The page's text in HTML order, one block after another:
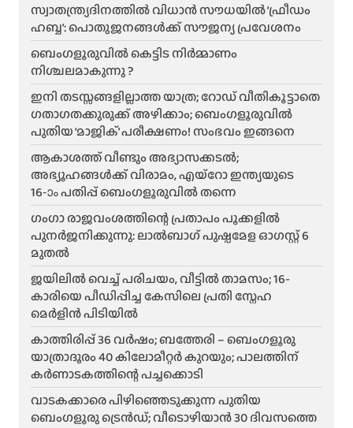
സ്വാതന്ത്ര്യദിനത്തിൽ വിധാൻ സൗധയിൽ ‘ഫ്രീഡം
ഹബ്ബ’: പൊതുജനങ്ങൾക്ക് സൗജന്യ പ്രവേശനം
ബെംഗളൂരുവിൽ കെട്ടിട നിർമ്മാണം
നിശ്ചലമാകുന്നു ?
ഇനി തടസ്സങ്ങളില്ലാത്ത യാത്ര; റോഡ് വീതികൂട്ടാതെ
ഗതാഗതക്കുരുക്ക് അഴിക്കാം; ബെംഗളൂരുവിൽ
പുതിയ ‘മാജിക്’ പരീക്ഷണം! സംഭവം ഇങ്ങനെ
ആകാശത്ത് വീണ്ടും അഭ്യാസക്കടൽ;
അഭ്യൂഹങ്ങൾക്ക് വിരാമം, എയ്റോ ഇന്ത്യയുടെ
16-ാം പതിപ്പ് ബെംഗളൂരുവിൽ തന്നെ
ഗംഗാ രാജവംശത്തിന്റെ പ്രതാപം പൂക്കളിൽ
പുനർജനിക്കുന്നു: ലാൽബാഗ് പുഷ്പമേള ഓഗസ്റ്റ് 6
മുതൽ
ജയിലിൽ വെച്ച് പരിചയം, വീട്ടിൽ താമസം; 16-
കാരിയെ പീഡിപ്പിച്ച കേസിലെ പ്രതി സ്നേഹ
മെർളിൻ പിടിയിൽ
കാത്തിരിപ്പ് 36 വർഷം; ബത്തേരി – ബെംഗളൂരു
യാത്രാദൂരം 40 കിലോമീറ്റർ കുറയും; പാലത്തിന്
കർണാടകത്തിന്റെ പച്ചക്കൊടി
വാടകക്കാരെ പിഴിഞ്ഞെടുക്കുന്ന പുതിയ
ബെംഗളൂരു ട്രെൻഡ്; വീടൊഴിയാൻ 30 ദിവസത്തെ